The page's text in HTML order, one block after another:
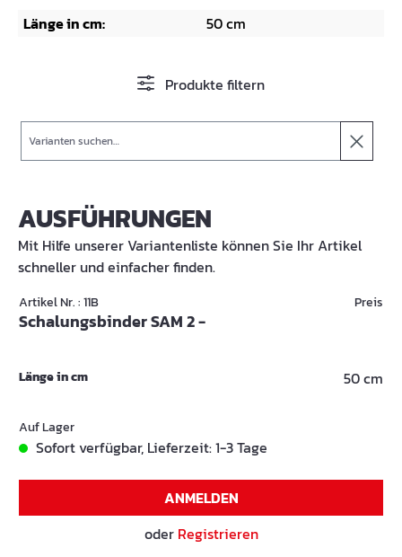
Länge in cm: 50 cm
Produkte filtern
AUSFÜHRUNGEN
Mit Hilfe unserer Variantenliste können Sie Ihr Artikel
schneller und einfacher finden.
Artikel Nr. : 11B
Schalungsbinder SAM 2 -
Preis
Länge in cm 50 cm
Auf Lager
Sofort verfügbar, Lieferzeit: 1-3 Tage
ANMELDEN
oder Registrieren